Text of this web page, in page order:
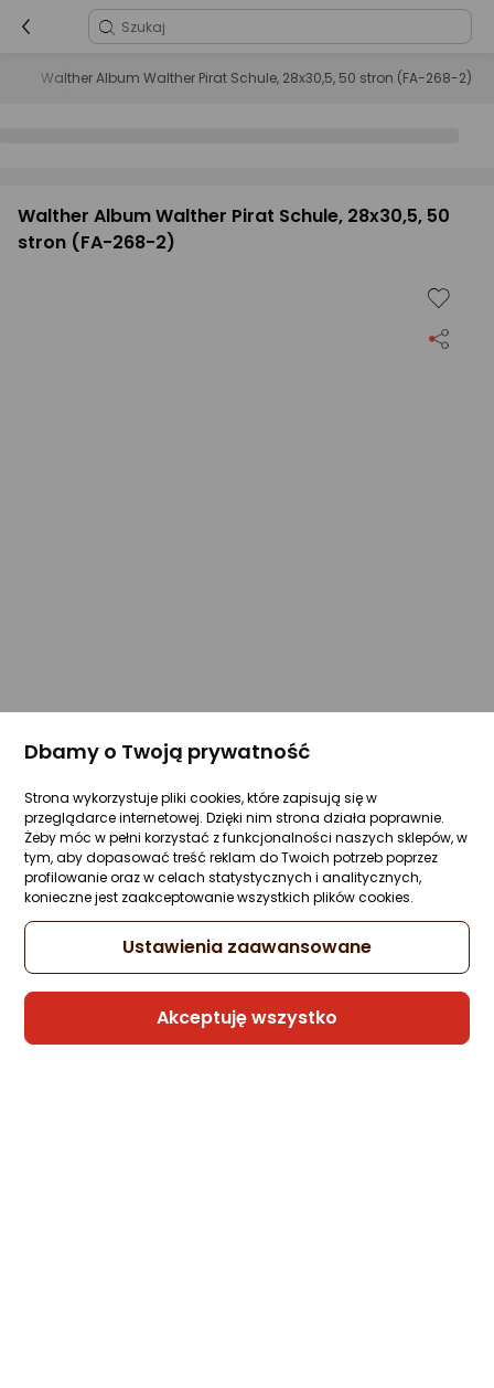
Walther Album Walther Pirat Schule, 28x30,5, 50 stron (FA-268-2)
Walther Album Walther Pirat Schule, 28x30,5, 50
stron (FA-268-2)
Dbamy o Twoją prywatność
Strona wykorzystuje pliki cookies, które zapisują się w
przeglądarce internetowej. Dzięki nim strona działa poprawnie.
Żeby móc w pełni korzystać z funkcjonalności naszych sklepów, w
tym, aby dopasować treść reklam do Twoich potrzeb poprzez
profilowanie oraz w celach statystycznych i analitycznych,
konieczne jest zaakceptowanie wszystkich plików cookies.
Ustawienia zaawansowane
Akceptuję wszystko